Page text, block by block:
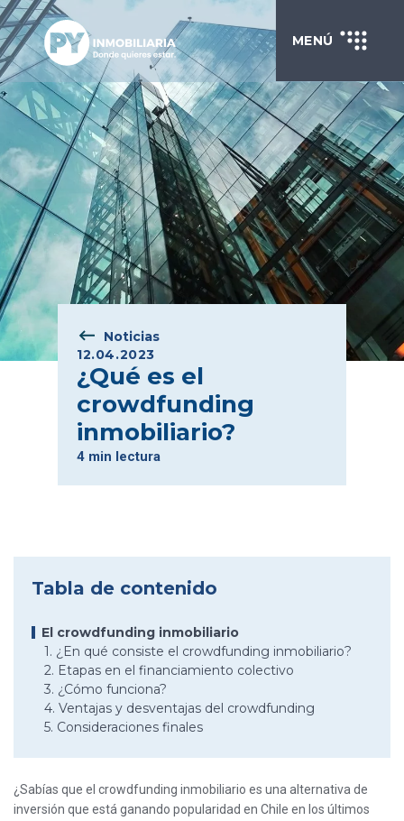
MENÚ
Noticias
12.04.2023
¿Qué es el
crowdfunding
inmobiliario?
4 min lectura
Tabla de contenido
El crowdfunding inmobiliario
1. ¿En qué consiste el crowdfunding inmobiliario?
2. Etapas en el financiamiento colectivo
3. ¿Cómo funciona?
4. Ventajas y desventajas del crowdfunding
5. Consideraciones finales
¿Sabías que el crowdfunding inmobiliario es una alternativa de
inversión que está ganando popularidad en Chile en los últimos